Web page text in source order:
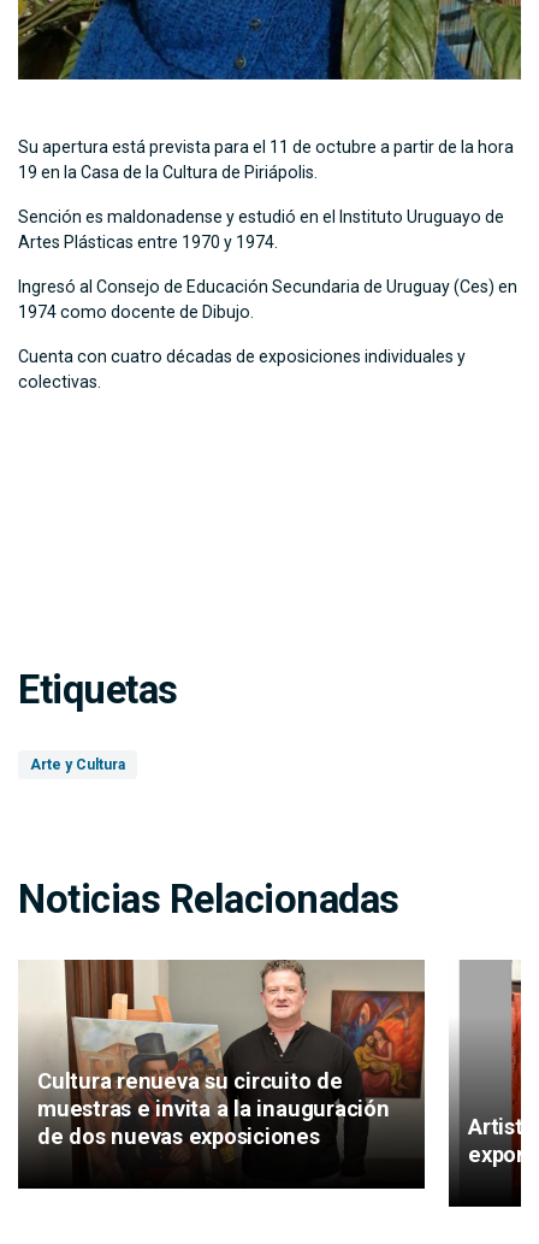
Su apertura está prevista para el 11 de octubre a partir de la hora
19 en la Casa de la Cultura de Piriápolis.
Sención es maldonadense y estudió en el Instituto Uruguayo de
Artes Plásticas entre 1970 y 1974.
Ingresó al Consejo de Educación Secundaria de Uruguay (Ces) en
1974 como docente de Dibujo.
Cuenta con cuatro décadas de exposiciones individuales y
colectivas.
Etiquetas
Arte y Cultura
Noticias Relacionadas
Cultura renueva su circuito de
muestras e invita a la inauguración
de dos nuevas exposiciones
Artista